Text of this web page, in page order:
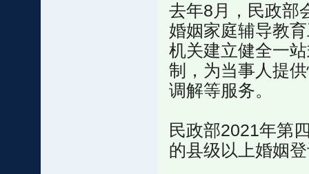
去年8月，民政部
婚姻家庭辅导教
机关建立健全一
制，为当事人提
调解等服务。
民政部2021年第
的县级以上婚姻